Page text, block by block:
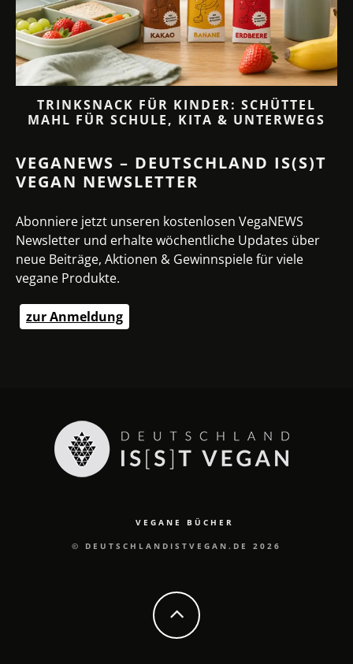
TRINKSNACK FÜR KINDER: SCHÜTTEL
MAHL FÜR SCHULE, KITA & UNTERWEGS
VEGANEWS – DEUTSCHLAND IS(S)T
VEGAN NEWSLETTER
Abonniere jetzt unseren kostenlosen VegaNEWS
Newsletter und erhalte wöchentliche Updates über
neue Beiträge, Aktionen & Gewinnspiele für viele
vegane Produkte.
zur Anmeldung
VEGANE BÜCHER
© DEUTSCHLANDISTVEGAN.DE 2026